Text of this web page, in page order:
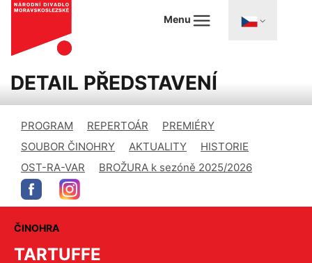
Menu
DETAIL PŘEDSTAVENÍ
PROGRAM REPERTOÁR
PREMIÉRY
SOUBOR ČINOHRY
AKTUALITY
HISTORIE
OST-RA-VAR
BROŽURA k sezóně 2025/2026
ČINOHRA
TARTUFFE